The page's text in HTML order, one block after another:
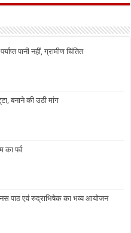
पानी नहीं, ग्रामीण चिंतित
बनाने की उठी मांग
का पर्व
पाठ एवं रुद्राभिषेक का भव्य आयोजन